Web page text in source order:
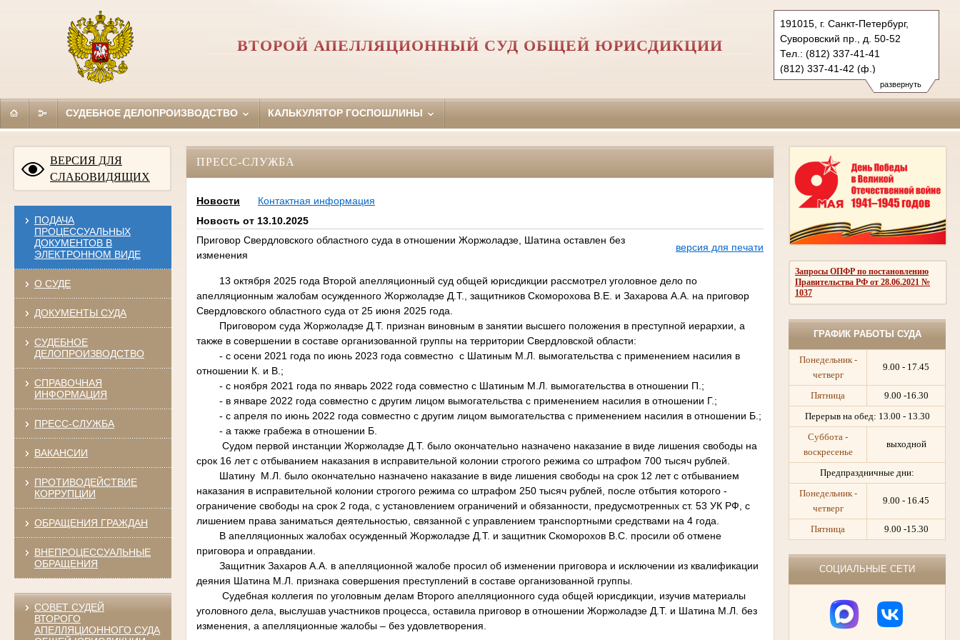
развернуть
191015, г. Санкт-Петербург,
Суворовский пр., д. 50-52
Тел.: (812) 337-41-41
(812) 337-41-42 (ф.)
2ap@sudrf.ru
ВТОРОЙ АПЕЛЛЯЦИОННЫЙ СУД ОБЩЕЙ ЮРИСДИКЦИИ
СУДЕБНОЕ ДЕЛОПРОИЗВОДСТВО КАЛЬКУЛЯТОР ГОСПОШЛИНЫ
ВЕРСИЯ ДЛЯ
СЛАБОВИДЯЩИХ
ПОДАЧА
ПРОЦЕССУАЛЬНЫХ
ДОКУМЕНТОВ В
ЭЛЕКТРОННОМ ВИДЕ
О СУДЕ
ДОКУМЕНТЫ СУДА
СУДЕБНОЕ
ДЕЛОПРОИЗВОДСТВО
СПРАВОЧНАЯ
ИНФОРМАЦИЯ
ПРЕСС-СЛУЖБА
ВАКАНСИИ
ПРОТИВОДЕЙСТВИЕ
КОРРУПЦИИ
ОБРАЩЕНИЯ ГРАЖДАН
ВНЕПРОЦЕССУАЛЬНЫЕ
ОБРАЩЕНИЯ
СОВЕТ СУДЕЙ
ВТОРОГО
АПЕЛЛЯЦИОННОГО СУДА
Запросы ОПФР по постановлению
Правительства РФ от 28.06.2021 №
1037
ГРАФИК РАБОТЫ СУДА
Понедельник -
четверг
9.00 - 17.45
Пятница
9.00 -16.30
Перерыв на обед: 13.00 - 13.30
Суббота -
воскресенье
выходной
Предпраздничные дни:
Понедельник -
четверг
9.00 - 16.45
Пятница 9.00 -15.30
СОЦИАЛЬНЫЕ СЕТИ
ПРЕСС-СЛУЖБА
Новости
Контактная информация
Новость от 13.10.2025
Приговор Свердловского областного суда в отношении Жоржоладзе, Шатина оставлен без
изменения
версия для печати
13 октября 2025 года Второй апелляционный суд общей юрисдикции рассмотрел уголовное дело по
апелляционным жалобам осужденного Жоржоладзе Д.Т., защитников Скоморохова В.Е. и Захарова А.А. на приговор
Свердловского областного суда от 25 июня 2025 года.
Приговором суда Жоржоладзе Д.Т. признан виновным в занятии высшего положения в преступной иерархии, а
также в совершении в составе организованной группы на территории Свердловской области:
- с осени 2021 года по июнь 2023 года совместно с Шатиным М.Л. вымогательства с применением насилия в
отношении К. и В.;
- с ноября 2021 года по январь 2022 года совместно с Шатиным М.Л. вымогательства в отношении П.;
- в январе 2022 года совместно с другим лицом вымогательства с применением насилия в отношении Г.;
- с апреля по июнь 2022 года совместно с другим лицом вымогательства с применением насилия в отношении Б.;
- а также грабежа в отношении Б.
Судом первой инстанции Жоржоладзе Д.Т. было окончательно назначено наказание в виде лишения свободы на
срок 16 лет с отбыванием наказания в исправительной колонии строгого режима со штрафом 700 тысяч рублей.
Шатину М.Л. было окончательно назначено наказание в виде лишения свободы на срок 12 лет с отбыванием
наказания в исправительной колонии строгого режима со штрафом 250 тысяч рублей, после отбытия которого -
ограничение свободы на срок 2 года, с установлением ограничений и обязанности, предусмотренных ст. 53 УК РФ, с
лишением права заниматься деятельностью, связанной с управлением транспортными средствами на 4 года.
В апелляционных жалобах осужденный Жоржоладзе Д.Т. и защитник Скоморохов В.С. просили об отмене
приговора и оправдании.
Защитник Захаров А.А. в апелляционной жалобе просил об изменении приговора и исключении из квалификации
деяния Шатина М.Л. признака совершения преступлений в составе организованной группы.
Судебная коллегия по уголовным делам Второго апелляционного суда общей юрисдикции, изучив материалы
уголовного дела, выслушав участников процесса, оставила приговор в отношении Жоржоладзе Д.Т. и Шатина М.Л. без
изменения, а апелляционные жалобы – без удовлетворения.